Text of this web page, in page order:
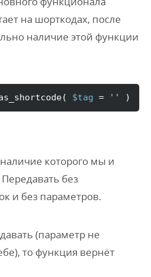
на шорткодах, после
наличие этой функции
( $tag = '' )
которого мы и
без
и без параметров.
(параметр не
то функция вернёт